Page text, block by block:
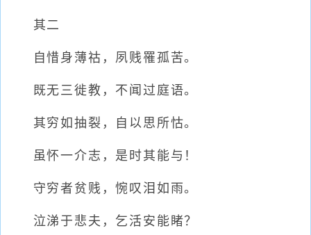
其二
自惜身薄祜，夙贱罹孤苦。
既无三徙教，不闻过庭语。
其穷如抽裂，自以思所怙。
虽怀一介志，是时其能与！
守穷者贫贱，惋叹泪如雨。
泣涕于悲夫，乞活安能睹？